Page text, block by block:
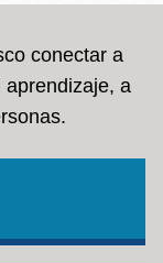
conectar a
aprendizaje, a